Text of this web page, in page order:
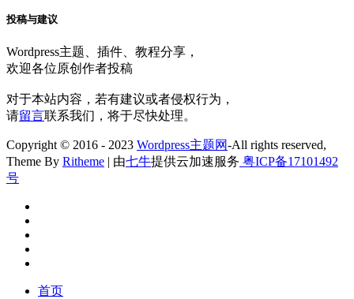
投稿与建议
Wordpress主题、插件、教程分享，
欢迎各位原创作者投稿
对于本站内容，若有建议或者侵权行为，
请留言联系我们，将于尽快处理。
Copyright © 2016 - 2023 Wordpress主题网-All rights reserved,
Theme By Ritheme | 由七牛提供云加速服务 粤ICP备17101492
号
首页